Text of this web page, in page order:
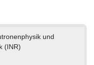
und
(INR)